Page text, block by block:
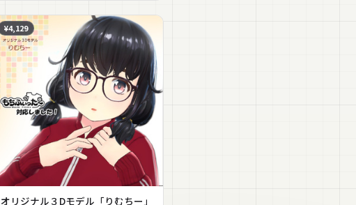
¥4,129
オリジナル３Dモデル「りむちー」